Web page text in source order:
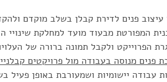
עיצוב פנים לדירת קבלן בשלב מוקדם ו
המפורטת מבעוד מועד למחלקת
הפרוייקט ולקבל תמונה ברורה של
פנים מנוסה בעבודה מול פרויקטים
עבודה יישומיות ושמעורבת באופן פעיל